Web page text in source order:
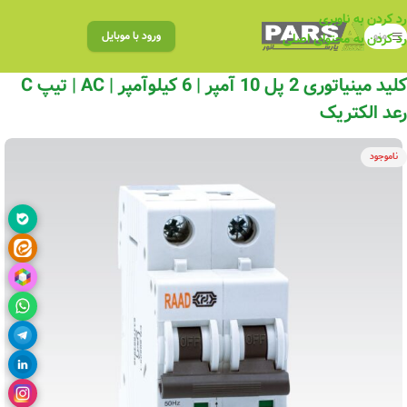
رد کردن به ناوبری
رد کردن به محتوای اصلی
منو ورود با موبایل
کلید مینیاتوری 2 پل 10 آمپر | 6 کیلوآمپر | AC | تیپ C
رعد الکتریک
ناموجود